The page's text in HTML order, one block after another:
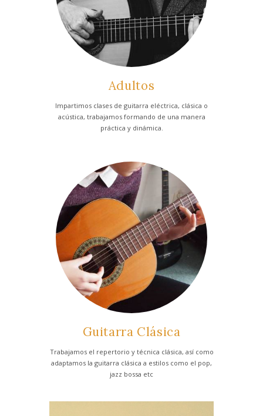
Adultos
Impartimos clases de guitarra eléctrica, clásica o
acústica, trabajamos formando de una manera
práctica y dinámica.
Guitarra Clásica
Trabajamos el repertorio y técnica clásica, así como
adaptamos la guitarra clásica a estilos como el pop,
jazz bossa etc